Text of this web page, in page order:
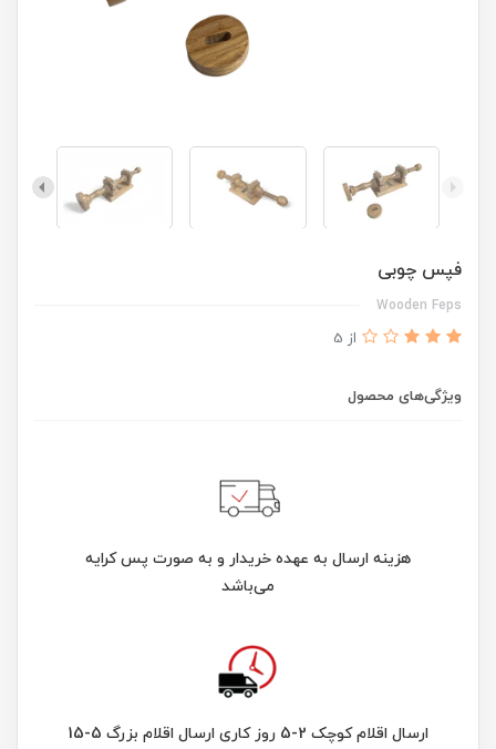
فپس چوبی
Wooden Feps
از 5
ویژگی‌های محصول
هزینه ارسال به عهده خریدار و به صورت پس کرایه
می‌باشد
ارسال اقلام کوچک 2-5 روز کاری ارسال اقلام بزرگ 5-15